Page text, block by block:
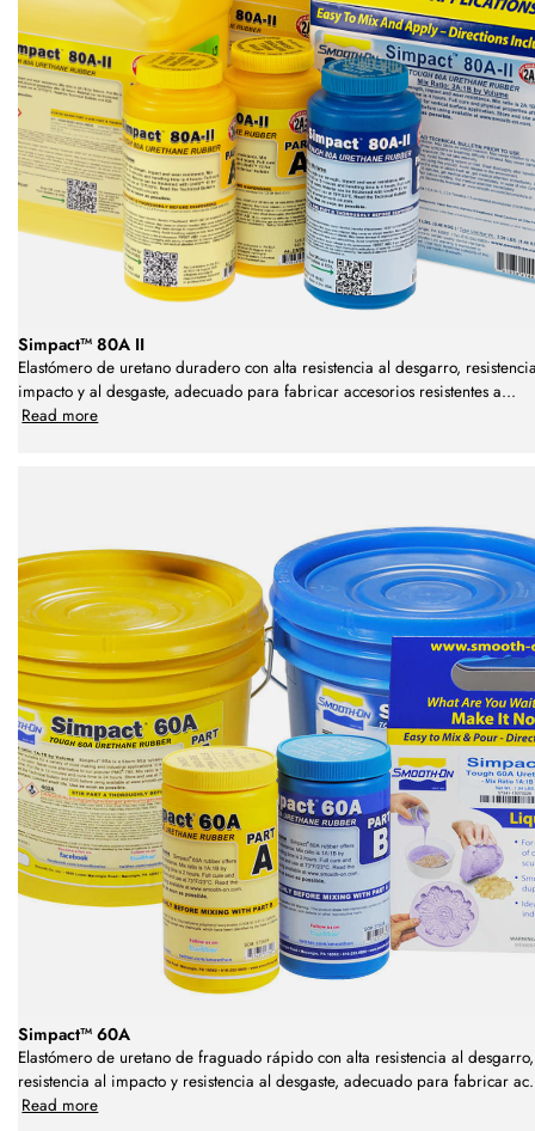
Simpact™ 80A II
Elastómero de uretano duradero con alta resistencia al desgarro,
impacto y al desgaste, adecuado para fabricar accesorios resistentes a...
Read more
Simpact™ 60A
Elastómero de uretano de fraguado rápido con alta resistencia al desgarro,
resistencia al impacto y resistencia al desgaste, adecuado para fabricar ac
Read more